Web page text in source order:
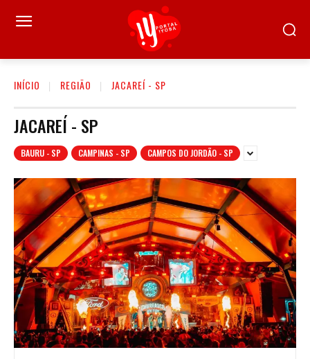
INÍCIO REGIÃO JACAREÍ - SP
JACAREÍ - SP
BAURU - SP CAMPINAS - SP CAMPOS DO JORDÃO - SP